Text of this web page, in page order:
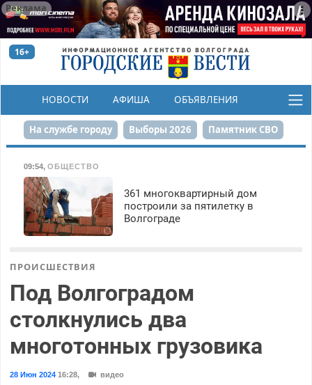
Реклама
16+
НОВОСТИ АФИША ОБЪЯВЛЕНИЯ
КОНКУРСЫ
На службе городу Выборы 2026 Памятник СВО
Набережная День Победы Реконструкция ЦПКиО
80-летие Победы Парк Героев-летчиков
09:54, ОБЩЕСТВО
361 многоквартирный дом
построили за пятилетку в
Волгограде
ПРОИСШЕСТВИЯ
Под Волгоградом
столкнулись два
многотонных грузовика
28 Июн 202416:28, видео